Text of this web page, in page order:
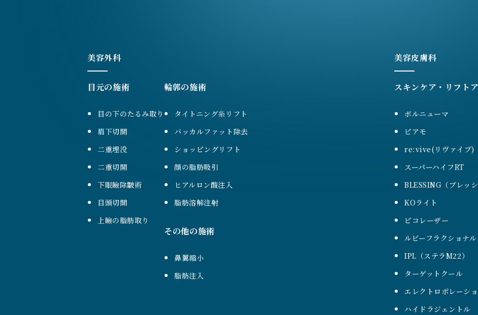
美容外科
目元の施術
目の下のたるみ取り
眉下切開
二重埋没
二重切開
下眼瞼除皺術
目頭切開
上瞼の脂肪取り
輪郭の施術
タイトニング糸リフト
バッカルファット除去
ショッピングリフト
顔の脂肪吸引
ヒアルロン酸注入
脂肪溶解注射
その他の施術
鼻翼縮小
脂肪注入
美容皮膚科
スキンケア・リフト
ボルニューマ
ピアモ
re:vive(リヴァイブ)
スーパーハイフRT
BLESSING（ブレッシ
KOライト
ピコレーザー
ルビーフラクショナ
IPL（ステラM22）
ターゲットクール
エレクトロポレーショ
ハイドラジェントル